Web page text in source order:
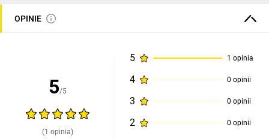
OPINIE
5/5
(1 opinia)
5 1 opinia
4 0 opinii
3 0 opinii
2 0 opinii